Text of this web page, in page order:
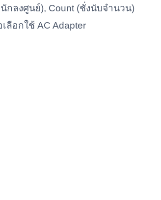
กลงศูนย์), Count (ชั่งนับจำนวน)
ลือกใช้ AC Adapter